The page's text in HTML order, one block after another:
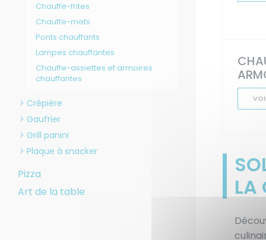
Chauffe-frites
Chauffe-mets
Ponts chauffants
Lampes chauffantes
Chauffe-assiettes et armoires
chauffantes
Crêpière
Gaufrier
Grill panini
Plaque à snacker
Pizza
Art de la table
LA